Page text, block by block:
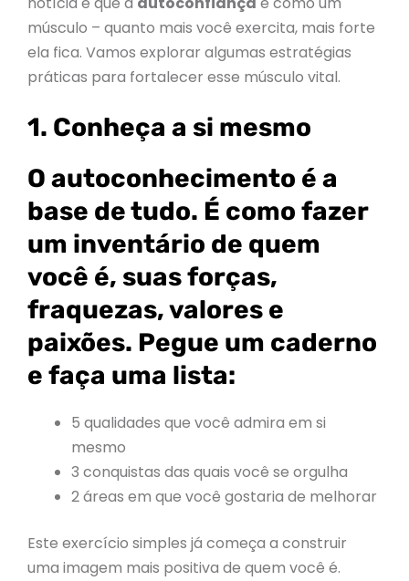
músculo – quanto mais você exercita, mais forte
ela fica. Vamos explorar algumas estratégias
práticas para fortalecer esse músculo vital.
1. Conheça a si mesmo
O autoconhecimento é a
base de tudo. É como fazer
um inventário de quem
você é, suas forças,
fraquezas, valores e
paixões. Pegue um caderno
e faça uma lista:
5 qualidades que você admira em si
mesmo
3 conquistas das quais você se orgulha
2 áreas em que você gostaria de melhorar
Este exercício simples já começa a construir
uma imagem mais positiva de quem você é.